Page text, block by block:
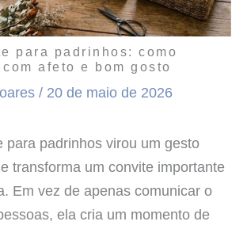
para padrinhos: como
afeto e bom gosto
/ 20 de maio de 2026
para padrinhos virou um gesto
transforma um convite importante
Em vez de apenas comunicar o
ela cria um momento de